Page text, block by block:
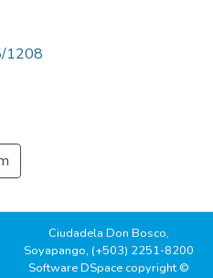
1208
Ciudadela Don Bosco,
Soyapango, (+503) 2251-8200
Software DSpace copyright ©